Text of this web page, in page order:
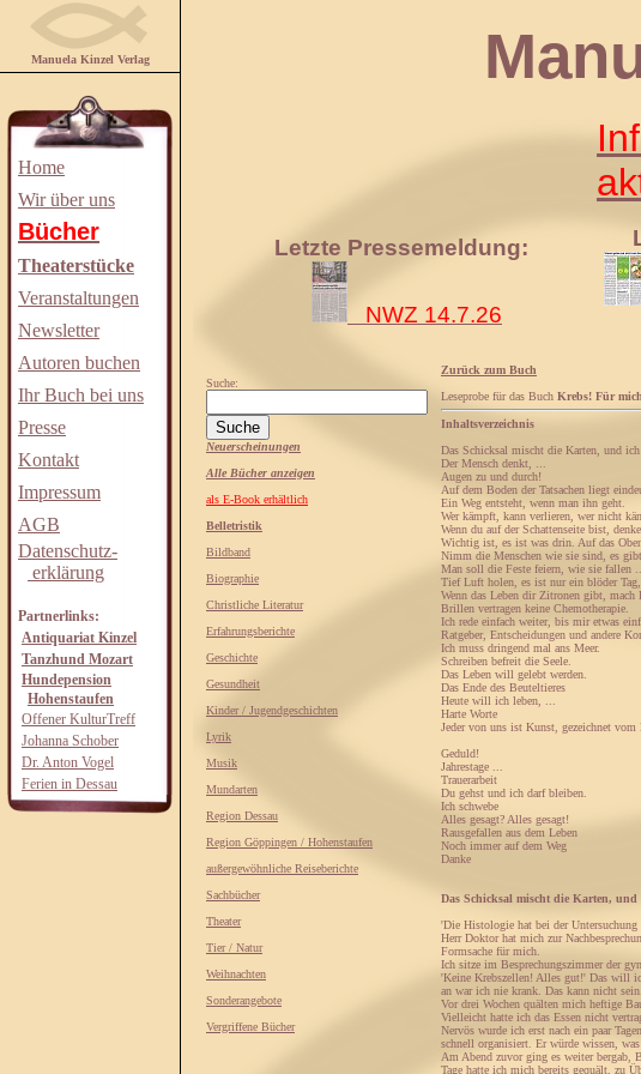
Manuela Kinzel Verlag
Home
Wir über uns
Bücher
Theaterstücke
Veranstaltungen
Newsletter
Autoren buchen
Ihr Buch bei uns
Presse
Kontakt
Impressum
AGB
Datenschutz-
erklärung
Partnerlinks:
Antiquariat Kinzel
Tanzhund Mozart
Hundepension
Hohenstaufen
Offener KulturTreff
Johanna Schober
Dr. Anton Vogel
Ferien in Dessau
Manuela
Letzte Pressemeldung:
NWZ 14.7.26
Suche:
Neuerscheinungen
Alle Bücher anzeigen
als E-Book erhältlich
Belletristik
Bildband
Biographie
Christliche Literatur
Erfahrungsberichte
Geschichte
Gesundheit
Kinder / Jugendgeschichten
Lyrik
Musik
Mundarten
Region Dessau
Region Göppingen / Hohenstaufen
außergewöhnliche Reiseberichte
Sachbücher
Theater
Tier / Natur
Weihnachten
Sonderangebote
Vergriffene Bücher
Zurück zum Buch
Leseprobe für das Buch Krebs! Für
Inhaltsverzeichnis
Das Schicksal mischt die Karten, und
Der Mensch denkt, ...
Augen zu und durch!
Auf dem Boden der Tatsachen liegt
Ein Weg entsteht, wenn man ihn geht.
Wer kämpft, kann verlieren, wer nicht
Wenn du auf der Schattenseite bist,
Wichtig ist, es ist was drin. Auf das
Nimm die Menschen wie sie sind, es gibt
Man soll die Feste feiern, wie sie fallen ...
Tief Luft holen, es ist nur ein blöder Tag,
Wenn das Leben dir Zitronen gibt, mach
Brillen vertragen keine Chemotherapie.
Ich rede einfach weiter, bis mir etwas
Ratgeber, Entscheidungen und andere
Ich muss dringend mal ans Meer.
Schreiben befreit die Seele.
Das Leben will gelebt werden.
Das Ende des Beuteltieres
Heute will ich leben, ...
Harte Worte
Jeder von uns ist Kunst, gezeichnet vom
Geduld!
Jahrestage ...
Trauerarbeit
Du gehst und ich darf bleiben.
Ich schwebe
Alles gesagt? Alles gesagt!
Rausgefallen aus dem Leben
Noch immer auf dem Weg
Danke
Das Schicksal mischt die Karten,
'Die Histologie hat bei der
Herr Doktor hat mich zur
Formsache für mich.
Ich sitze im Besprechungszimmer der
'Keine Krebszellen! Alles gut!' Das will
an war ich nie krank. Das kann nicht
Vor drei Wochen quälten mich heftige
Vielleicht hatte ich das Essen nicht
Nervös wurde ich erst nach ein paar
schnell organisiert. Er würde wissen,
Am Abend zuvor ging es weiter bergab,
Tage hatte ich mich bereits gequält, zu